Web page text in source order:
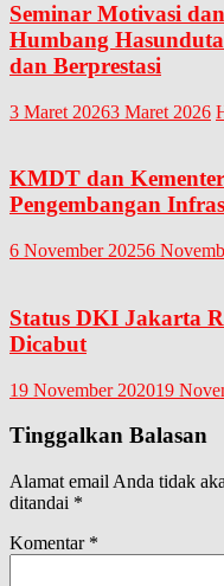
Seminar Motivasi
Humbang
dan Berprestasi
3 Maret 20263 Maret 2026
KMDT dan
Pengembangan
6 November 20256
Status DKI Jakarta
Dicabut
19 November 202019
Tinggalkan Balasan
Alamat email Anda tidak
ditandai *
Komentar *